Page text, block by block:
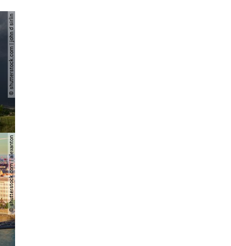
© shutterstock.com | john d sirlin
© shutterstock.com | alexanton